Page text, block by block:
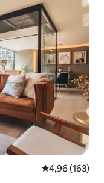
4,96 (163)